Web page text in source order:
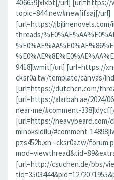
406659]xlxbt[/url] [url=https://
topic=844.new#new]ifsaj[/url]
[url=https://jbjlinenovels.com/
threads/
9418]lwmit[/url] [url=https://
cksr0a.tw/template/canvas/
[url=https://dutchcn.com/
[url=https://alarbah.ae/2024/
near-me/#comment-
[url=https://heavybeard.com/
minoksidilu/#comment-
pzs452b.xn--cksr0a.tw/
[url=http://csuchen.de/bbs/